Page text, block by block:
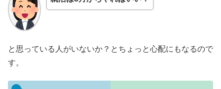
と思っている人がいないか？とちょっと心配にもなるので
す。